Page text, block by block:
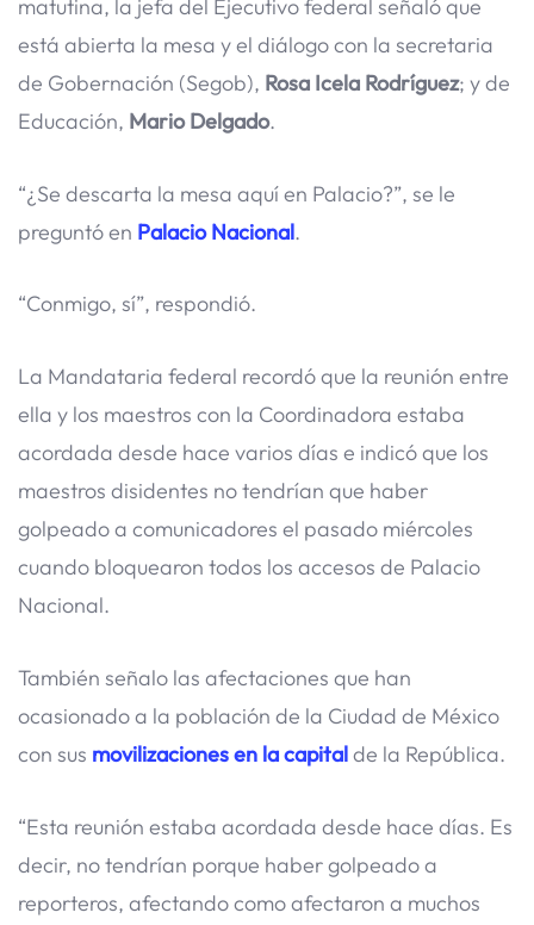
matutina, la jefa del Ejecutivo federal señaló que
está abierta la mesa y el diálogo con la secretaria
de Gobernación (Segob), Rosa Icela Rodríguez; y de
Educación, Mario Delgado.
“¿Se descarta la mesa aquí en Palacio?”, se le
preguntó en Palacio Nacional.
“Conmigo, sí”, respondió.
La Mandataria federal recordó que la reunión entre
ella y los maestros con la Coordinadora estaba
acordada desde hace varios días e indicó que los
maestros disidentes no tendrían que haber
golpeado a comunicadores el pasado miércoles
cuando bloquearon todos los accesos de Palacio
Nacional.
También señalo las afectaciones que han
ocasionado a la población de la Ciudad de México
con sus movilizaciones en la capitalde la República.
“Esta reunión estaba acordada desde hace días. Es
decir, no tendrían porque haber golpeado a
reporteros, afectando como afectaron a muchos